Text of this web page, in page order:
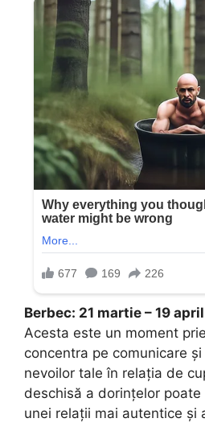
Berbec: 21 martie – 19
Acesta este un moment
concentra pe comunicare
nevoilor tale în relația de
deschisă a dorințelor
unei relații mai autentice și